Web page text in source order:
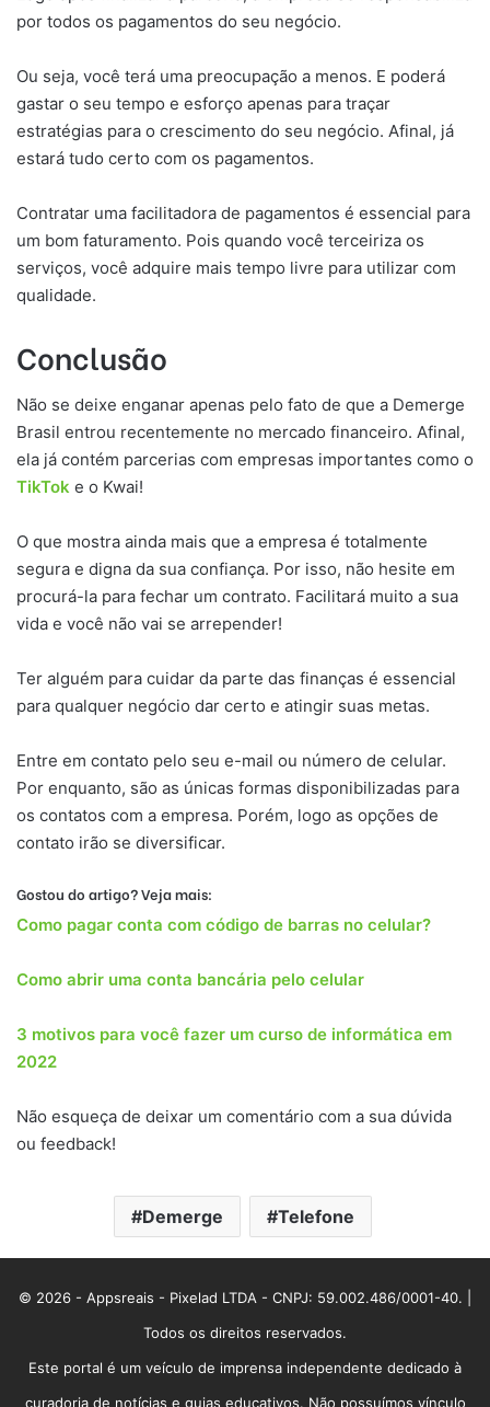
por todos os pagamentos do seu negócio.
Ou seja, você terá uma preocupação a menos. E poderá
gastar o seu tempo e esforço apenas para traçar
estratégias para o crescimento do seu negócio. Afinal, já
estará tudo certo com os pagamentos.
Contratar uma facilitadora de pagamentos é essencial para
um bom faturamento. Pois quando você terceiriza os
serviços, você adquire mais tempo livre para utilizar com
qualidade.
Conclusão
Não se deixe enganar apenas pelo fato de que a Demerge
Brasil entrou recentemente no mercado financeiro. Afinal,
ela já contém parcerias com empresas importantes como o
TikTok e o Kwai!
O que mostra ainda mais que a empresa é totalmente
segura e digna da sua confiança. Por isso, não hesite em
procurá-la para fechar um contrato. Facilitará muito a sua
vida e você não vai se arrepender!
Ter alguém para cuidar da parte das finanças é essencial
para qualquer negócio dar certo e atingir suas metas.
Entre em contato pelo seu e-mail ou número de celular.
Por enquanto, são as únicas formas disponibilizadas para
os contatos com a empresa. Porém, logo as opções de
contato irão se diversificar.
Gostou do artigo? Veja mais:
Como pagar conta com código de barras no celular?
Como abrir uma conta bancária pelo celular
3 motivos para você fazer um curso de informática em
2022
Não esqueça de deixar um comentário com a sua dúvida
ou feedback!
Demerge Telefone
© 2026 - Appsreais - Pixelad LTDA - CNPJ: 59.002.486/0001-40. |
Todos os direitos reservados.
Este portal é um veículo de imprensa independente dedicado à
curadoria de notícias e guias educativos. Não possuímos vínculo